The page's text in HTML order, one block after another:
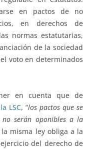
en pactos de no
en derechos de
normas estatutarias,
de la sociedad
voto en determinados
en cuenta que de
LSC, “los pactos que se
no serán oponibles a la
misma ley obliga a la
del derecho de